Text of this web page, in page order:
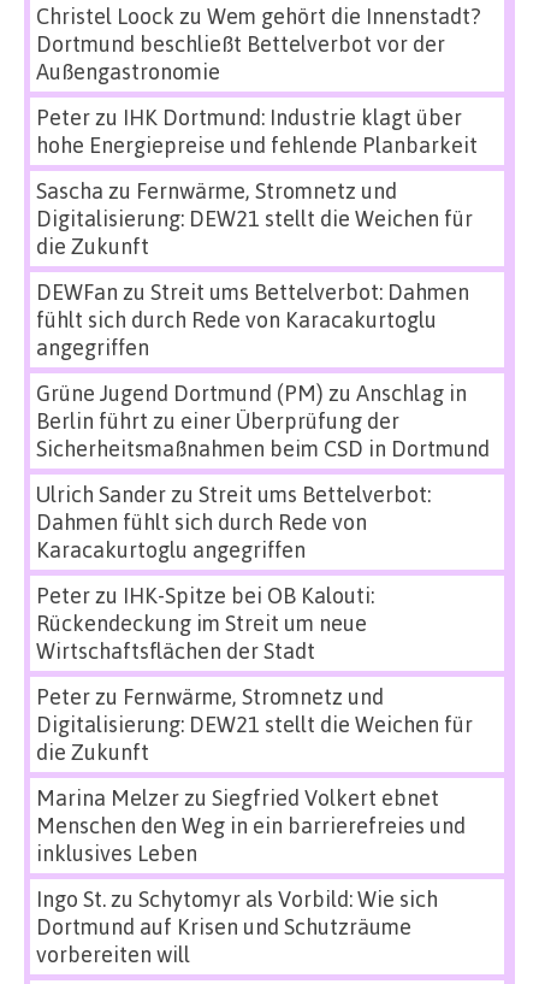
Christel Loock zu Wem gehört die Innenstadt?
Dortmund beschließt Bettelverbot vor der
Außengastronomie
Peterzu IHK Dortmund: Industrie klagt über
hohe Energiepreise und fehlende Planbarkeit
Sascha zu Fernwärme, Stromnetz und
Digitalisierung: DEW21 stellt die Weichen für
die Zukunft
DEWFan zu Streit ums Bettelverbot: Dahmen
fühlt sich durch Rede von Karacakurtoglu
angegriffen
Grüne Jugend Dortmund (PM) zu Anschlag in
Berlin führt zu einer Überprüfung der
Sicherheitsmaßnahmen beim CSD in Dortmund
Ulrich Sanderzu Streit ums Bettelverbot:
Dahmen fühlt sich durch Rede von
Karacakurtoglu angegriffen
Peterzu IHK-Spitze bei OB Kalouti:
Rückendeckung im Streit um neue
Wirtschaftsflächen der Stadt
Peterzu Fernwärme, Stromnetz und
Digitalisierung: DEW21 stellt die Weichen für
die Zukunft
Marina Melzerzu Siegfried Volkert ebnet
Menschen den Weg in ein barrierefreies und
inklusives Leben
Ingo St.zu Schytomyr als Vorbild: Wie sich
Dortmund auf Krisen und Schutzräume
vorbereiten will